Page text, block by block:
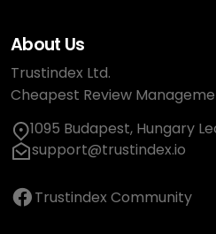
About Us
Trustindex Ltd.
Cheapest Review
1095 Budapest, Hungary
support@trustindex.io
Trustindex Community